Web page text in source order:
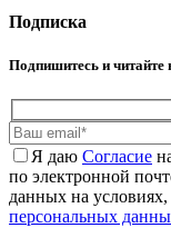
Подписка
Подпишитесь и читайте
Я даю Cогласие
по электронной
данных на
персональных